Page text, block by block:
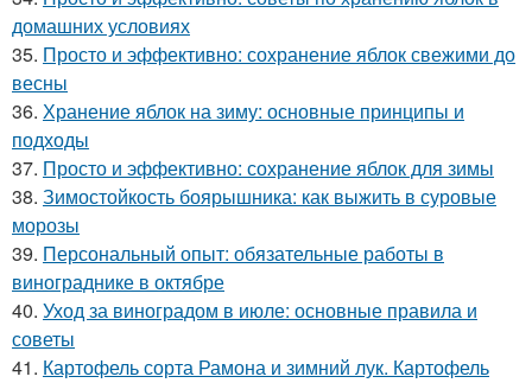
домашних условиях
35. Просто и эффективно: сохранение яблок свежими до
весны
36. Хранение яблок на зиму: основные принципы и
подходы
37. Просто и эффективно: сохранение яблок для зимы
38. Зимостойкость боярышника: как выжить в суровые
морозы
39. Персональный опыт: обязательные работы в
винограднике в октябре
40. Уход за виноградом в июле: основные правила и
советы
41. Картофель сорта Рамона и зимний лук. Картофель